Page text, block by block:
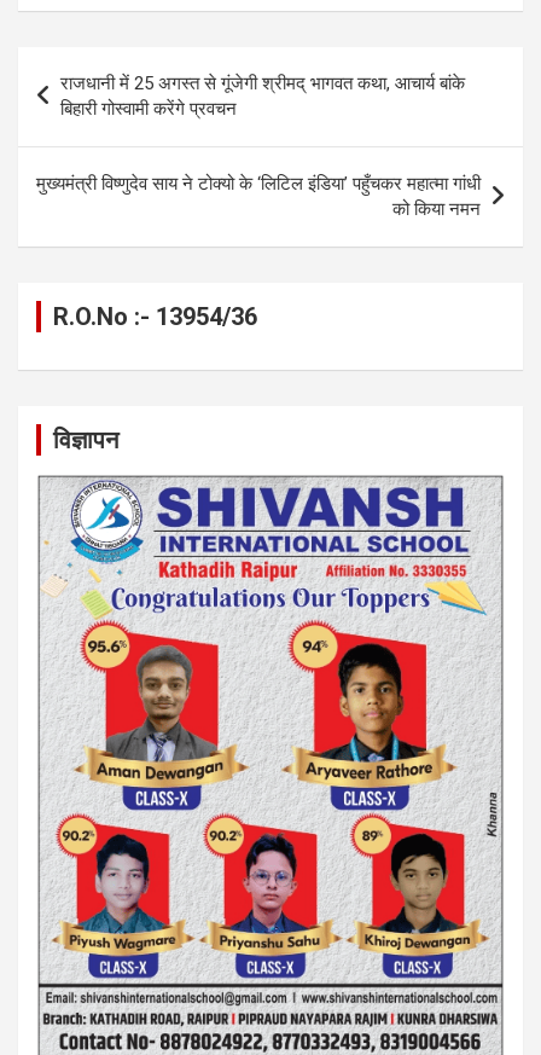
ce
o
o
k
se
n
g
er
at
A
p
p
e
gr
a
m
ail py
n
k
ar
e
navigation
राजधानी में 25 अगस्त से गूंजेगी श्रीमद् भागवत कथा, आचार्य बांके
बिहारी गोस्वामी करेंगे प्रवचन
मुख्यमंत्री विष्णुदेव साय ने टोक्यो के ‘लिटिल इंडिया’ पहुँचकर महात्मा गांधी
को किया नमन
R.O.No :- 13954/36
विज्ञापन